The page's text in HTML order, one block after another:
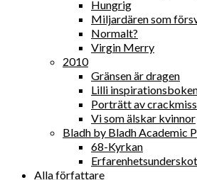
Hungrig
Miljardären som
Normalt?
Virgin Merry
2010
Gränsen är dragen
Lilli
Porträtt av
Vi som älskar kvinnor
Bladh by Bladh Academic
68-Kyrkan
Alla författare